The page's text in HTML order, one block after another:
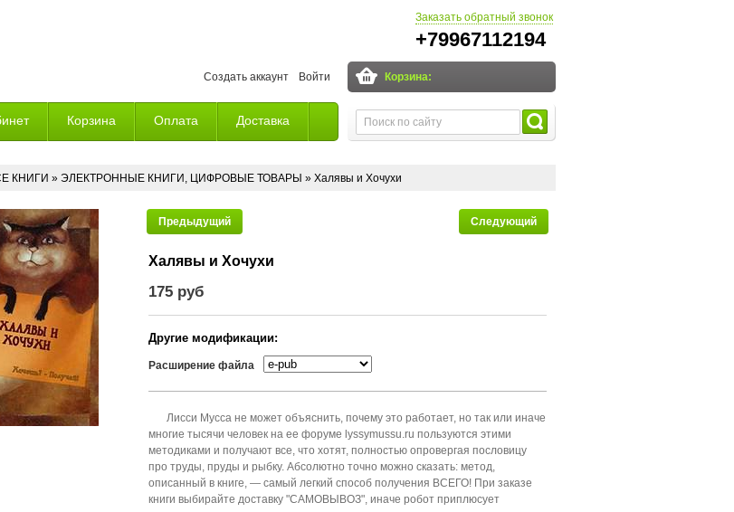
Заказать обратный звонок
+79967112194
Создать аккаунт Войти
Корзина Оплата Доставка
Корзина:
КНИГИ » ЭЛЕКТРОННЫЕ КНИГИ, ЦИФРОВЫЕ ТОВАРЫ » Халявы и Хочухи
Предыдущий Следующий
Халявы и Хочухи
175 руб
Другие модификации:
Расширение файла
Лисси Мусса не может объяснить, почему это работает, но так или иначе
многие тысячи человек на ее форуме lyssymussu.ru пользуются этими
методиками и получают все, что хотят, полностью опровергая пословицу
про труды, пруды и рыбку. Абсолютно точно можно сказать: метод,
описанный в книге, — самый легкий способ получения ВСЕГО! При заказе
книги выбирайте доставку "САМОВЫВОЗ", иначе робот приплюсует